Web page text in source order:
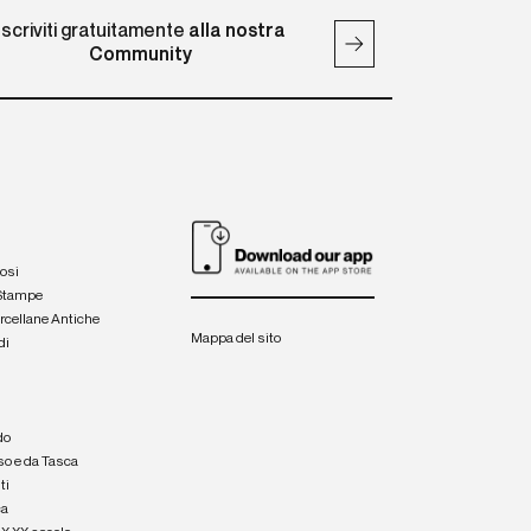
gratuitamente alla nostra
Community
Antiche
e da Tasca
Mappa del sito